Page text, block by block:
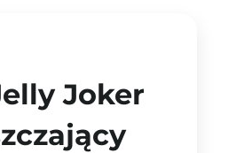
Joker